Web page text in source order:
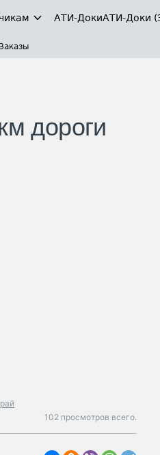
АТИ-ДокиАТИ-Доки
дороги
102 просмотров всего.